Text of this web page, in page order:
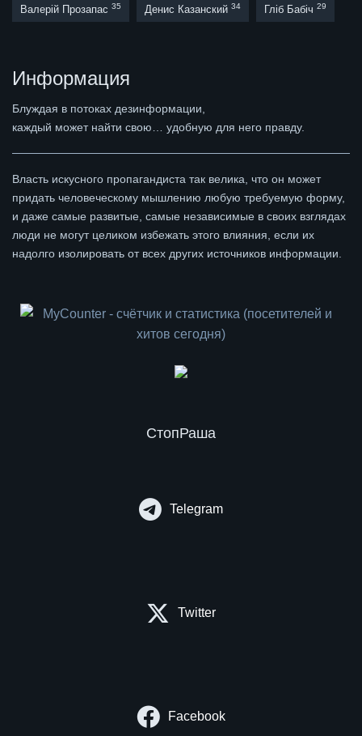
Валерій Прозапас 35 Денис Казанский 34 Гліб Бабіч 29
Информация
Блуждая в потоках дезинформации,
каждый может найти свою… удобную для него правду.
Власть искусного пропагандиста так велика, что он может
придать человеческому мышлению любую требуемую форму,
и даже самые развитые, самые независимые в своих взглядах
люди не могут целиком избежать этого влияния, если их
надолго изолировать от всех других источников информации.
СтопРаша
Telegram
Twitter
Facebook